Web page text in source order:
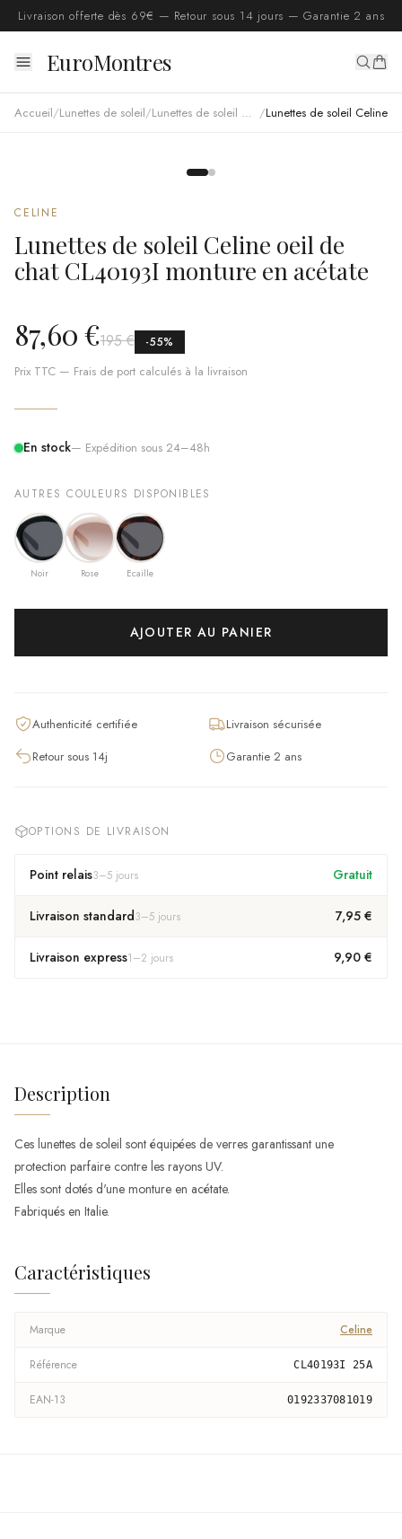
Livraison offerte dès 69€ — Retour sous 14 jours — Garantie 2 ans
EuroMontres
Accueil/Lunettes de soleil/ Lunettes de soleil Celine /
CELINE
Lunettes de soleil Celine oeil de
chat CL40193I monture en acétate
87,60 €195 € -55%
Prix TTC — Frais de port calculés à la livraison
En stock— Expédition sous 24–48h
AUTRES COULEURS DISPONIBLES
Noir Rose Ecaille
AJOUTER AU PANIER
Authenticité certifiée
Livraison sécurisée
Retour sous 14j
Garantie 2 ans
OPTIONS DE LIVRAISON
Point relais3–5 jours Gratuit
Livraison standard3–5 jours 7,95 €
Livraison express1–2 jours 9,90 €
Description
Ces lunettes de soleil sont équipées de verres garantissant une
protection parfaire contre les rayons UV.
Elles sont dotés d'une monture en acétate.
Fabriqués en Italie.
Caractéristiques
Marque Celine
Référence CL40193I 25A
EAN-13 0192337081019